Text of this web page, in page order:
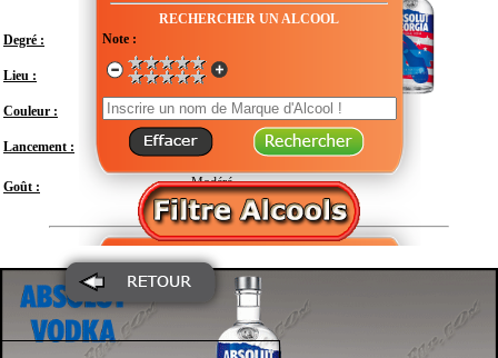
RECHERCHER UN ALCOOL
Note :
Degré :
Lieu : Suède - Scanie - Åhus
Couleur : Transparent
Lancement : 2020
Goût : Modéré